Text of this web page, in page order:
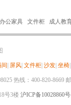
公家具 文件柜 成人教
间 屏风 文件柜 沙发 坐椅
热线：400-820-8669
号3楼 沪ICP备10028860